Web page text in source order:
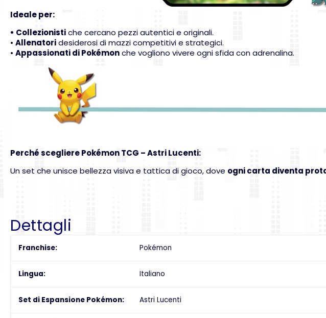
Ideale per:
• Collezionistiche cercano pezzi autentici e originali.
• Allenatoridesiderosi di mazzi competitivi e strategici.
• Appassionati di Pokémonche vogliono vivere ogni sfida con adrenalina.
Perché scegliere Pokémon TCG – Astri Lucenti:
Un set che unisce bellezza visiva e tattica di gioco, dove ogni carta diventa
Dettagli
Franchise Pokémon
Lingua Italiano
Set di Espansione Pokémon Astri Lucenti